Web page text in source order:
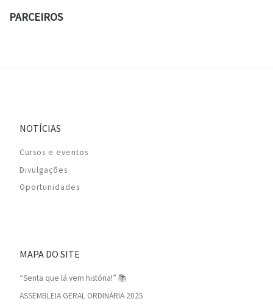
PARCEIROS
NOTÍCIAS
Cursos e eventos
Divulgações
Oportunidades
MAPA DO SITE
“Senta que lá vem história!” 📚
ASSEMBLEIA GERAL ORDINÁRIA 2025